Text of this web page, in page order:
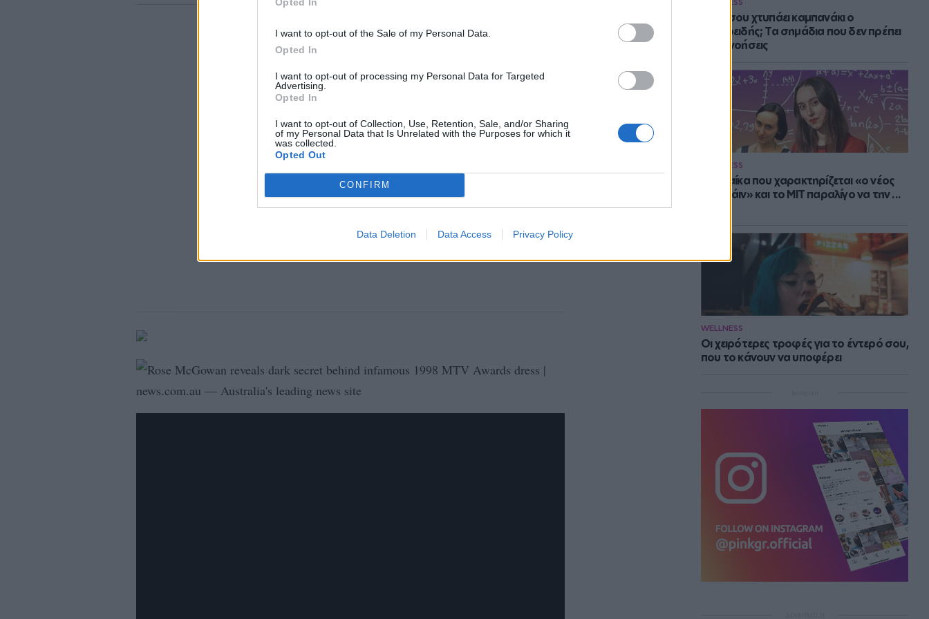
I want to opt-out of the Sale of my Personal Data.
Opted In
I want to opt-out of processing my Personal Data for Targeted
Advertising.
Opted In
I want to opt-out of Collection, Use, Retention, Sale, and/or Sharing
of my Personal Data that Is Unrelated with the Purposes for which it
was collected.
Opted Out
CONFIRM
Data Deletion Data Access Privacy Policy
Πότε σου χτυπάει καμπανάκι ο
θυρεοειδής; Τα σημάδια που δεν πρέπει
να αγνοήσεις
WELLNESS
Η γυναίκα που χαρακτηρίζεται «ο νέος
Αϊνστάιν» και το MIT παραλίγο να την ...
WELLNESS
Οι χειρότερες τροφές για το έντερό σου,
που το κάνουν να υποφέρει